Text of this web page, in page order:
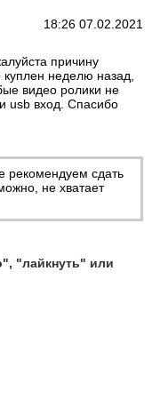
18:26 07.02.2021
причину
неделю назад,
видео ролики не
usb вход. Спасибо
рекомендуем сдать
не хватает
"лайкнуть" или